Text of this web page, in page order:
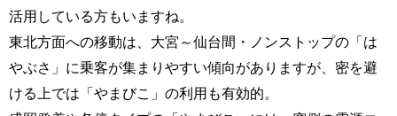
活用している方もいますね。
東北方面への移動は、大宮～仙台間・ノンストップの「は
やぶさ」に乗客が集まりやすい傾向がありますが、密を避
ける上では「やまびこ」の利用も有効的。